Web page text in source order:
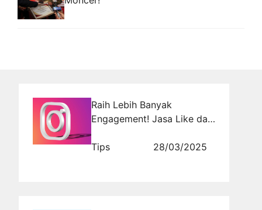
Raih Lebih Banyak
Engagement! Jasa Like dan
Terpercaya
Tips 28/03/2025